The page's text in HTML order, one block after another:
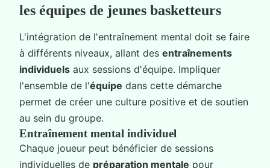
les équipes de jeunes basketteurs
L'intégration de l'entraînement mental doit se faire
à différents niveaux, allant des entraînements
individuels aux sessions d'équipe. Impliquer
l'ensemble de l'équipe dans cette démarche
permet de créer une culture positive et de soutien
au sein du groupe.
Entraînement mental individuel
Chaque joueur peut bénéficier de sessions
individuelles de préparation mentale pour